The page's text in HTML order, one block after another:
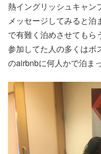
熱イングリッシュキャン
メッセージしてみると
で有難く泊めさせてもら
参加してた人の多くはボ
のairbnbに何人かで泊ま